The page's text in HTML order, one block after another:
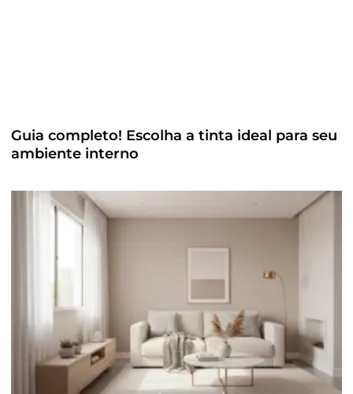
Guia completo! Escolha a tinta ideal para seu
ambiente interno